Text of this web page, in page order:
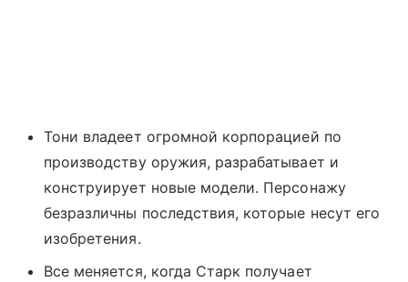
Тони владеет огромной корпорацией по
производству оружия, разрабатывает и
конструирует новые модели. Персонажу
безразличны последствия, которые несут его
изобретения.
Все меняется, когда Старк получает